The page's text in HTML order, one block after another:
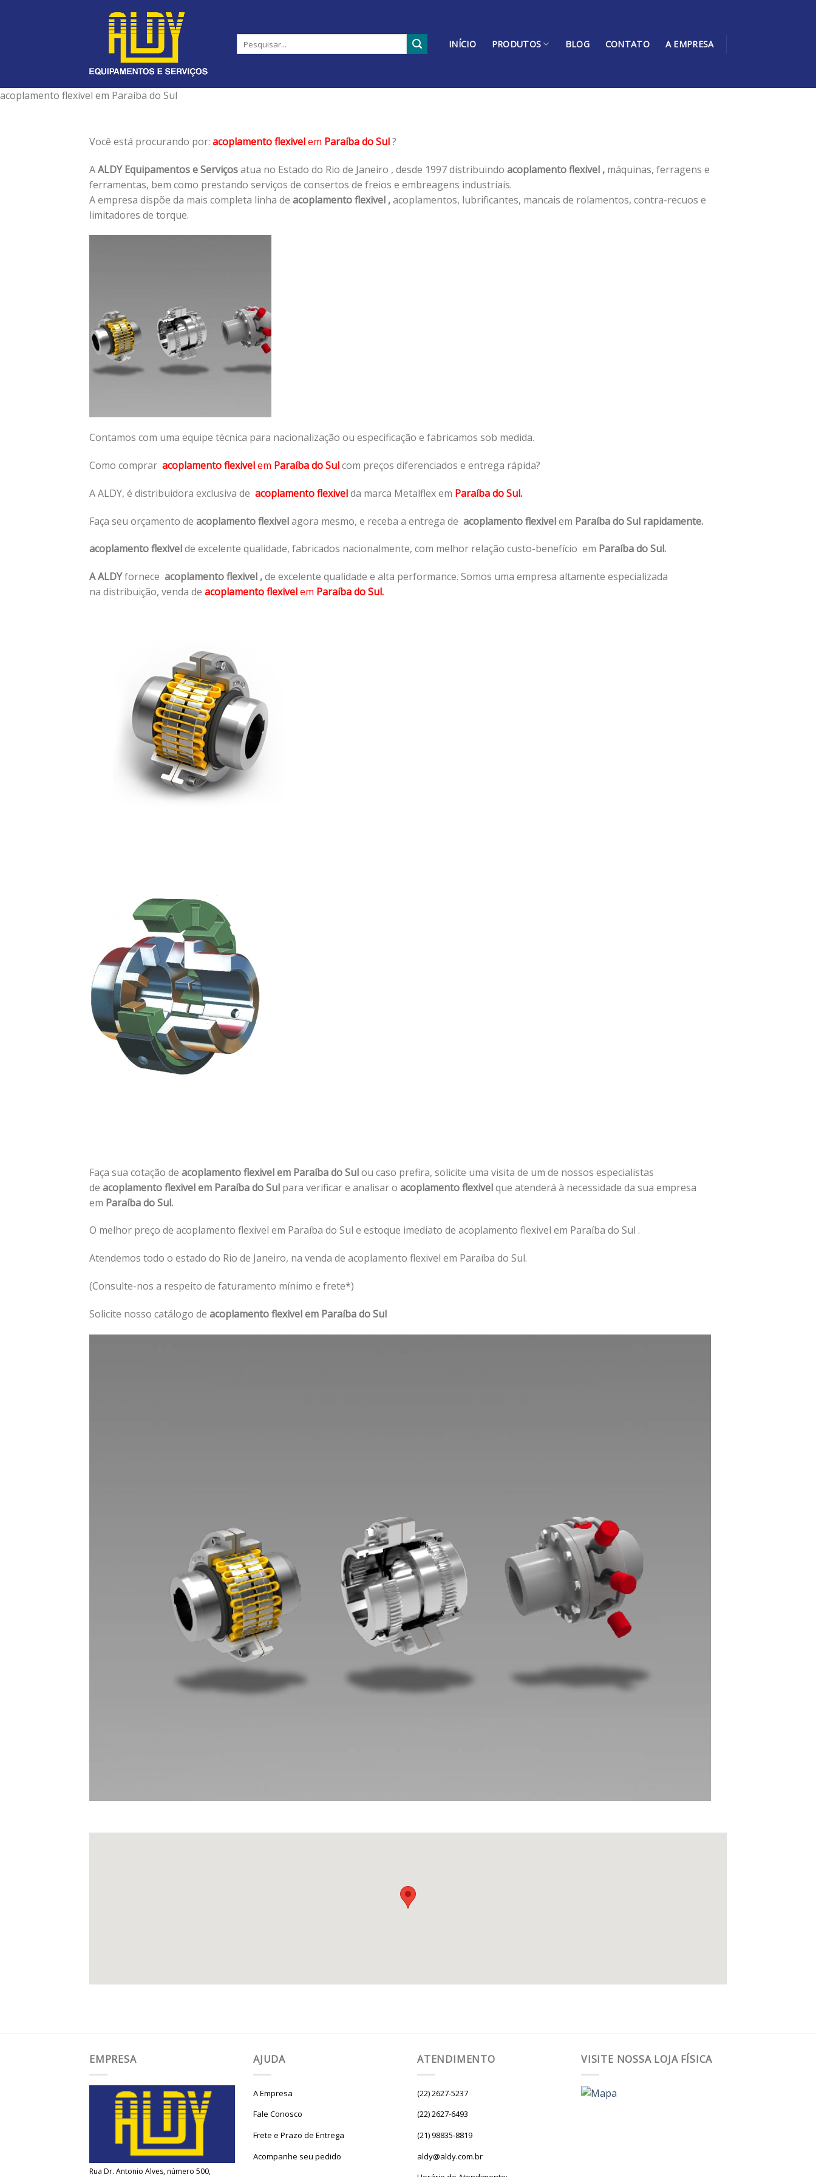
INÍCIO PRODUTOS BLOG CONTATO A EMPRESA
acoplamento flexivel em Paraíba do Sul
Você está procurando por: acoplamento flexivelem Paraíba do Sul?
AALDY Equipamentos e Serviçosatua no Estado do Rio de Janeiro , desde 1997 distribuindo acoplamento flexivel , máquinas, ferragens e
ferramentas, bem como prestando serviços de consertos de freios e embreagens industriais.
A empresa dispõe da mais completa linha de acoplamento flexivel ,acoplamentos, lubrificantes, mancais de rolamentos, contra-recuos e
limitadores de torque.
Contamos com uma equipe técnica para nacionalização ou especificação e fabricamos sob medida.
Como comprar acoplamento flexivelem Paraíba do Sulcom preços diferenciados e entrega rápida?
A ALDY, é distribuidora exclusiva de acoplamento flexivelda marca Metalflex em Paraíba do Sul.
Faça seu orçamento de acoplamento flexivelagora mesmo, e receba a entrega de acoplamento flexivelem Paraíba do Sul rapidamente.
acoplamento flexivelde excelente qualidade, fabricados nacionalmente, com melhor relação custo-benefício em Paraíba do Sul.
A ALDYfornece acoplamento flexivel ,de excelente qualidade e alta performance. Somos uma empresa altamente especializada
na distribuição, venda de acoplamento flexivelem Paraíba do Sul.
Faça sua cotação de acoplamento flexivel em Paraíba do Sulou caso prefira, solicite uma visita de um de nossos especialistas
de acoplamento flexivel em Paraíba do Sul para verificar e analisar o acoplamento flexivelque atenderá à necessidade da sua empresa
em Paraíba do Sul.
O melhor preço de acoplamento flexivel em Paraíba do Sul e estoque imediato de acoplamento flexivel em Paraíba do Sul .
Atendemos todo o estado do Rio de Janeiro, na venda de acoplamento flexivel em Paraíba do Sul.
(Consulte-nos a respeito de faturamento mínimo e frete*)
Solicite nosso catálogo de acoplamento flexivel em Paraíba do Sul
EMPRESA
Rua Dr. Antonio Alves, número 500,
AJUDA
A Empresa
Fale Conosco
Frete e Prazo de Entrega
Acompanhe seu pedido
ATENDIMENTO
(22) 2627-5237
(22) 2627-6493
(21) 98835-8819
aldy@aldy.com.br
VISITE NOSSA LOJA FÍSICA